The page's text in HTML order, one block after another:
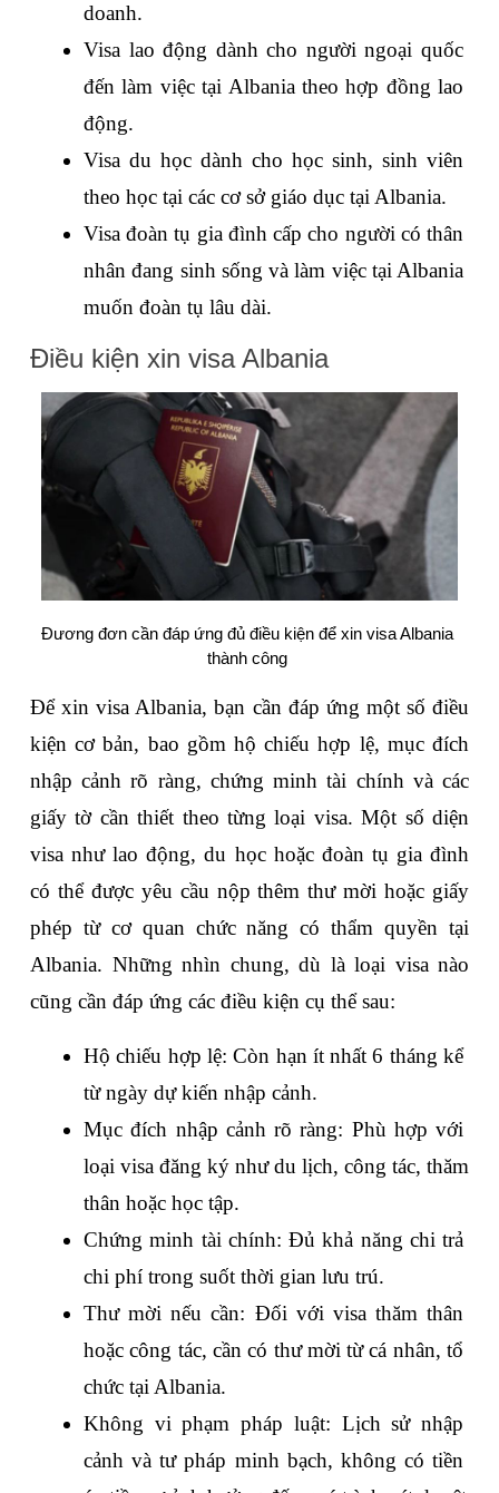
doanh.
Visa lao động dành cho người ngoại quốc
đến làm việc tại Albania theo hợp đồng lao
động.
Visa du học dành cho học sinh, sinh viên
theo học tại các cơ sở giáo dục tại Albania.
Visa đoàn tụ gia đình cấp cho người có thân
nhân đang sinh sống và làm việc tại Albania
muốn đoàn tụ lâu dài.
Điều kiện xin visa Albania
Đương đơn cần đáp ứng đủ điều kiện để xin visa Albania
thành công
Để xin visa Albania, bạn cần đáp ứng một số điều
kiện cơ bản, bao gồm hộ chiếu hợp lệ, mục đích
nhập cảnh rõ ràng, chứng minh tài chính và các
giấy tờ cần thiết theo từng loại visa. Một số diện
visa như lao động, du học hoặc đoàn tụ gia đình
có thể được yêu cầu nộp thêm thư mời hoặc giấy
phép từ cơ quan chức năng có thẩm quyền tại
Albania. Những nhìn chung, dù là loại visa nào
cũng cần đáp ứng các điều kiện cụ thể sau:
Hộ chiếu hợp lệ: Còn hạn ít nhất 6 tháng kể
từ ngày dự kiến nhập cảnh.
Mục đích nhập cảnh rõ ràng: Phù hợp với
loại visa đăng ký như du lịch, công tác, thăm
thân hoặc học tập.
Chứng minh tài chính: Đủ khả năng chi trả
chi phí trong suốt thời gian lưu trú.
Thư mời nếu cần: Đối với visa thăm thân
hoặc công tác, cần có thư mời từ cá nhân, tổ
chức tại Albania.
Không vi phạm pháp luật: Lịch sử nhập
cảnh và tư pháp minh bạch, không có tiền